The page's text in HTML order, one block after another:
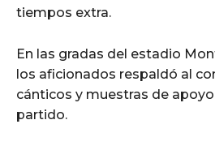
tiempos extra.
En las gradas del estadio
los aficionados respaldó al
cánticos y muestras de
partido.